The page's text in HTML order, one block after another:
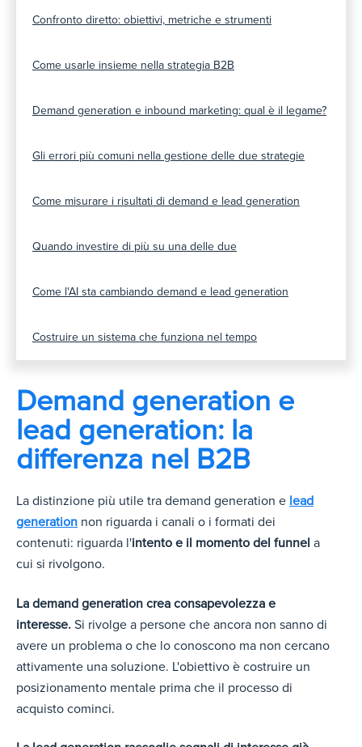
Confronto diretto: obiettivi, metriche e strumenti
Come usarle insieme nella strategia B2B
Demand generation e inbound marketing: qual è il legame?
Gli errori più comuni nella gestione delle due strategie
Come misurare i risultati di demand e lead generation
Quando investire di più su una delle due
Come l'AI sta cambiando demand e lead generation
Costruire un sistema che funziona nel tempo
Demand generation e
lead generation: la
differenza nel B2B
La distinzione più utile tra demand generation e lead
generation non riguarda i canali o i formati dei
contenuti: riguarda l'intento e il momento del funnel a
cui si rivolgono.
La demand generation crea consapevolezza e
interesse. Si rivolge a persone che ancora non sanno di
avere un problema o che lo conoscono ma non cercano
attivamente una soluzione. L'obiettivo è costruire un
posizionamento mentale prima che il processo di
acquisto cominci.